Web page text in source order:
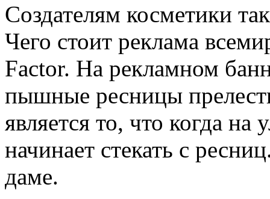
Создателям косметики
Чего стоит реклама
Factor. На рекламном
пышные ресницы
является то, что когда
начинает стекать с
даме.